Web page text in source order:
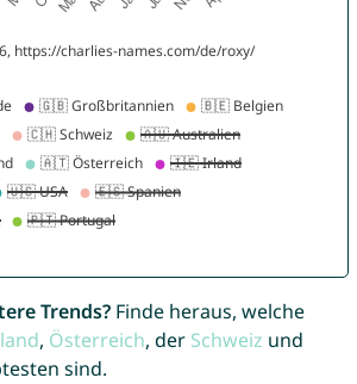
Trends?Finde heraus, welche
, Österreich, der Schweiz und
sind.